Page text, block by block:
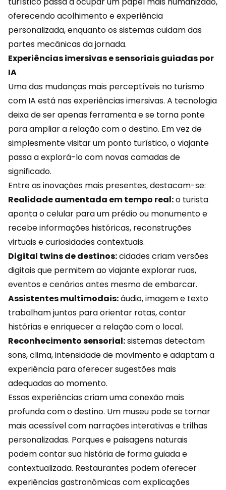
oferecendo acolhimento e experiência
personalizada, enquanto os sistemas cuidam das
partes mecânicas da jornada.
Experiências imersivas e sensoriais guiadas por
IA
Uma das mudanças mais perceptíveis no turismo
com IA está nas experiências imersivas. A tecnologia
deixa de ser apenas ferramenta e se torna ponte
para ampliar a relação com o destino. Em vez de
simplesmente visitar um ponto turístico, o viajante
passa a explorá-lo com novas camadas de
significado.
Entre as inovações mais presentes, destacam-se:
Realidade aumentada em tempo real:o turista
aponta o celular para um prédio ou monumento e
recebe informações históricas, reconstruções
virtuais e curiosidades contextuais.
Digital twins de destinos:cidades criam versões
digitais que permitem ao viajante explorar ruas,
eventos e cenários antes mesmo de embarcar.
Assistentes multimodais:áudio, imagem e texto
trabalham juntos para orientar rotas, contar
histórias e enriquecer a relação com o local.
Reconhecimento sensorial:sistemas detectam
sons, clima, intensidade de movimento e adaptam a
experiência para oferecer sugestões mais
adequadas ao momento.
Essas experiências criam uma conexão mais
profunda com o destino. Um museu pode se tornar
mais acessível com narrações interativas e trilhas
personalizadas. Parques e paisagens naturais
podem contar sua história de forma guiada e
contextualizada. Restaurantes podem oferecer
experiências gastronômicas com explicações